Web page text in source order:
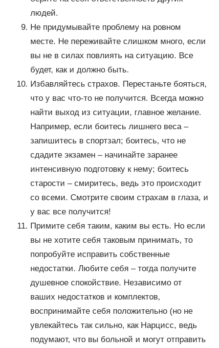
людей.
Не придумывайте проблему на ровном
месте. Не переживайте слишком много, если
вы не в силах повлиять на ситуацию. Все
будет, как и должно быть.
Избавляйтесь страхов. Перестаньте бояться,
что у вас что-то не получится. Всегда можно
найти выход из ситуации, главное желание.
Например, если боитесь лишнего веса –
запишитесь в спортзал; боитесь, что не
сдадите экзамен – начинайте заранее
интенсивную подготовку к нему; боитесь
старости – смиритесь, ведь это происходит
со всеми. Смотрите своим страхам в глаза, и
у вас все получится!
Примите себя таким, каким вы есть. Но если
вы не хотите себя таковым принимать, то
попробуйте исправить собственные
недостатки. Любите себя – тогда получите
душевное спокойствие. Независимо от
ваших недостатков и комплектов,
воспринимайте себя положительно (но не
увлекайтесь так сильно, как Нарцисс, ведь
подумают, что вы больной и могут отправить